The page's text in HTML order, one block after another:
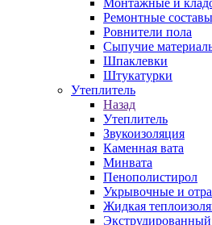
Ремонтные составы
Ровнители пола
Сыпучие
Шпаклевки
Штукатурки
Утеплитель
Назад
Утеплитель
Звукоизоляция
Каменная вата
Минвата
Пенополистирол
Укрывочные и
Жидкая